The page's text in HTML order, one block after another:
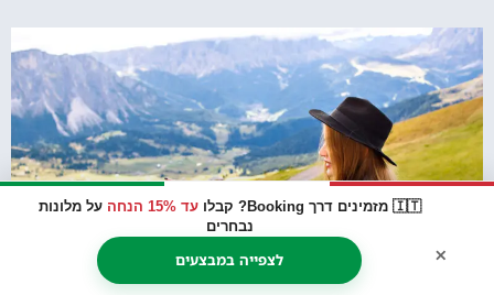
🇮🇹 מזמינים דרך Booking? קבלו עד 15% הנחה
על מלונות
נבחרים
לצפייה במבצעים ×